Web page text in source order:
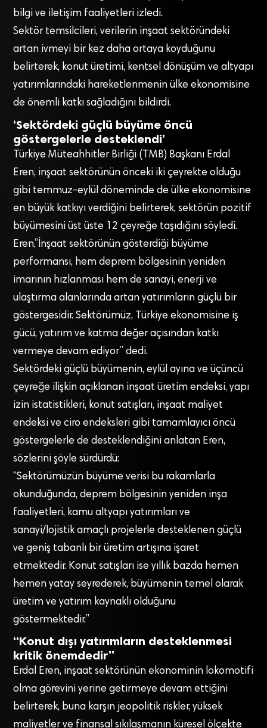
bilgi ve iletişim faaliyetleri izledi.
Sektör temsilcileri, verilerin inşaat sektöründeki
artan ivmeyi bir kez daha ortaya koyduğunu
belirterek, konut üretimi, kentsel dönüşüm ve altyapı
yatırımlarındaki hareketlenmenin ülke ekonomisine
de önemli katkı sağladığını bildirdi.
‘Sektördeki güçlü büyüme öncü
göstergelerle desteklendi’
Türkiye Müteahhitler Birliği (TMB) Başkanı Erdal
Eren, inşaat sektörünün önceki iki çeyrekte olduğu
gibi temmuz-eylül döneminde de ülke ekonomisine
en büyük katkıyı verdiğini belirterek, sektörün pozitif
büyümesini üst üste 12 çeyreğe taşıdığını söyledi.
Eren,”İnşaat sektörünün gösterdiği büyüme
performansı, hem deprem bölgesinin yeniden
imarının hızlanması hem de sanayi, enerji ve
ulaştırma alanlarında artan yatırımların güçlü bir
göstergesidir. Sektörümüz, Türkiye ekonomisine iş
gücü, yatırım ve katma değer açısından katkı
vermeye devam ediyor” dedi.
Sektördeki güçlü büyümenin, eylül ayına ve üçüncü
çeyreğe ilişkin açıklanan inşaat üretim endeksi, yapı
izin istatistikleri, konut satışları, inşaat maliyet
endeksi ve ciro endeksleri gibi tamamlayıcı öncü
göstergelerle de desteklendiğini anlatan Eren,
sözlerini şöyle sürdürdü:
“Sektörümüzün büyüme verisi bu rakamlarla
okunduğunda, deprem bölgesinin yeniden inşa
faaliyetleri, kamu altyapı yatırımları ve
sanayi/lojistik amaçlı projelerle desteklenen güçlü
ve geniş tabanlı bir üretim artışına işaret
etmektedir. Konut satışları ise yıllık bazda hemen
hemen yatay seyrederek, büyümenin temel olarak
üretim ve yatırım kaynaklı olduğunu
göstermektedir.”
“Konut dışı yatırımların desteklenmesi
kritik önemdedir”
Erdal Eren, inşaat sektörünün ekonominin lokomotifi
olma görevini yerine getirmeye devam ettiğini
belirterek, buna karşın jeopolitik riskler, yüksek
maliyetler ve finansal sıkılaşmanın küresel ölçekte